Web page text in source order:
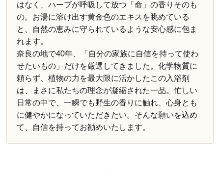
はなく、ハーブが呼吸して放つ「命」の香りそのも
の。お湯に溶け出す黄金色のエキスを眺めている
と、自然の恵みに守られているような安心感に包ま
れます。
奈良の地で40年、「自分の家族に自信を持って使わ
せたいもの」だけを厳選してきました。化学物質に
頼らず、植物の力を最大限に活かしたこの入浴剤
は、まさに私たちの理念が凝縮された一品。忙しい
日常の中で、一瞬でも野生の香りに触れ、心身とも
に健やかになっていただきたい。そんな願いを込め
て、自信を持ってお勧めいたします。